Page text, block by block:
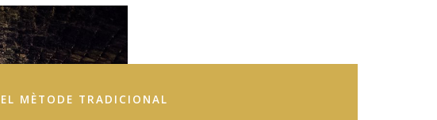
EL MÈTODE TRADICIONAL